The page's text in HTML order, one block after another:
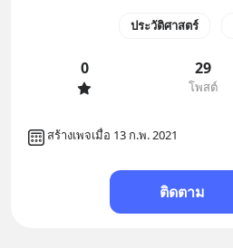
ประวัติศาสตร์
0 29
โพสต์
สร้างเพจเมื่อ 13 ก.พ. 2021
ติดตาม